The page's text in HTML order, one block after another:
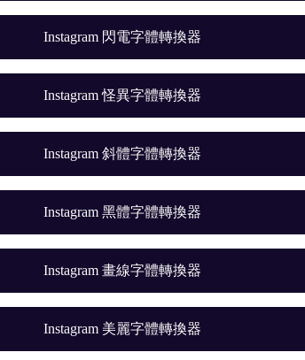
Instagram 閃電字體轉換器
Instagram 怪異字體轉換器
Instagram 斜體字體轉換器
Instagram 黑體字體轉換器
Instagram 畫線字體轉換器
Instagram 美麗字體轉換器